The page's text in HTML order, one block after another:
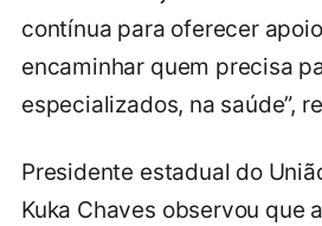
contínua para oferecer
encaminhar quem precisa
especializados, na saúde”,
Presidente estadual do
Kuka Chaves observou que